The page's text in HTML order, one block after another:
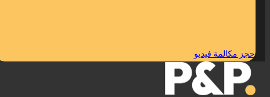
حجز مكالمة فيديو